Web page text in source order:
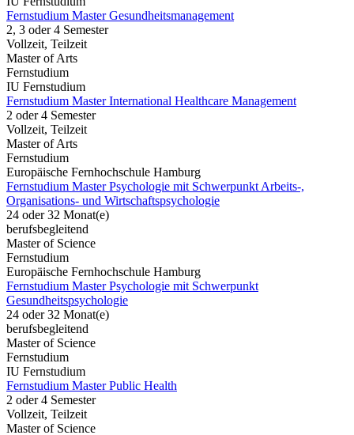
Fernstudium Master Gesundheitsmanagement
2, 3 oder 4 Semester
Vollzeit, Teilzeit
Master of Arts
Fernstudium
IU Fernstudium
Fernstudium Master International Healthcare Management
2 oder 4 Semester
Vollzeit, Teilzeit
Master of Arts
Fernstudium
Europäische Fernhochschule Hamburg
Fernstudium Master Psychologie mit Schwerpunkt Arbeits-,
Organisations- und Wirtschaftspsychologie
24 oder 32 Monat(e)
berufsbegleitend
Master of Science
Fernstudium
Europäische Fernhochschule Hamburg
Fernstudium Master Psychologie mit Schwerpunkt
Gesundheitspsychologie
24 oder 32 Monat(e)
berufsbegleitend
Master of Science
Fernstudium
IU Fernstudium
Fernstudium Master Public Health
2 oder 4 Semester
Vollzeit, Teilzeit
Master of Science